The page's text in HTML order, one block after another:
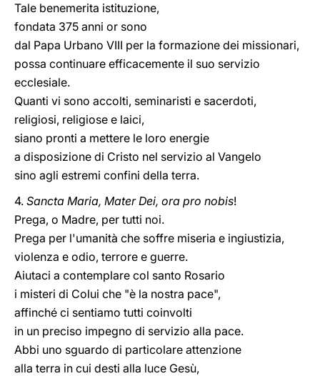
Tale benemerita istituzione,
fondata 375 anni or sono
dal Papa Urbano VIII per la formazione dei missionari,
possa continuare efficacemente il suo servizio
ecclesiale.
Quanti vi sono accolti, seminaristi e sacerdoti,
religiosi, religiose e laici,
siano pronti a mettere le loro energie
a disposizione di Cristo nel servizio al Vangelo
sino agli estremi confini della terra.
4. Sancta Maria, Mater Dei, ora pro nobis!
Prega, o Madre, per tutti noi.
Prega per l'umanità che soffre miseria e ingiustizia,
violenza e odio, terrore e guerre.
Aiutaci a contemplare col santo Rosario
i misteri di Colui che "è la nostra pace",
affinché ci sentiamo tutti coinvolti
in un preciso impegno di servizio alla pace.
Abbi uno sguardo di particolare attenzione
alla terra in cui desti alla luce Gesù,